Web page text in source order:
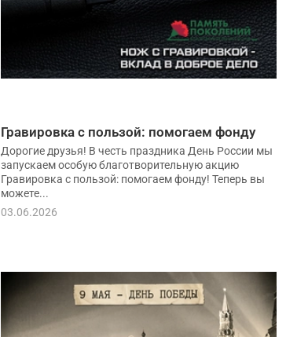
Гравировка с пользой: помогаем фонду
Дорогие друзья! В честь праздника День России мы
запускаем особую благотворительную акцию
Гравировка с пользой: помогаем фонду! Теперь вы
можете...
03.06.2026